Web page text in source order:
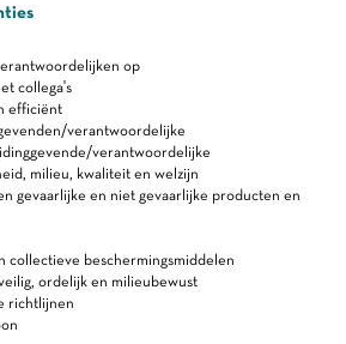
op
collega's
efficiënt
verantwoordelijke
verantwoordelijke
milieu, kwaliteit en welzijn
gevaarlijke en niet gevaarlijke producten en
collectieve beschermingsmiddelen
ordelijk en milieubewust
richtlijnen